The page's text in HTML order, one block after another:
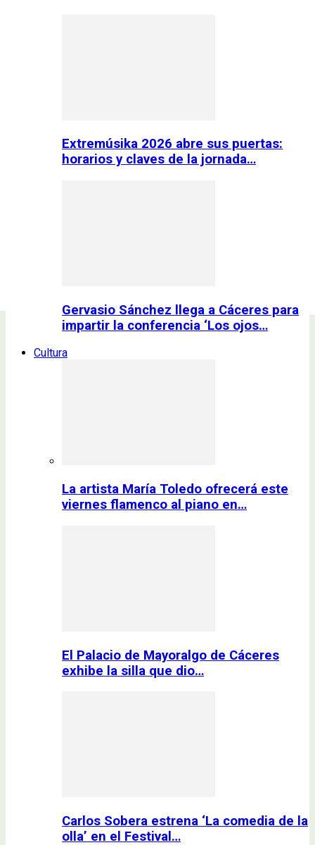
Extremúsika 2026 abre sus puertas:
horarios y claves de la jornada…
Gervasio Sánchez llega a Cáceres para
impartir la conferencia ‘Los ojos…
Cultura
La artista María Toledo ofrecerá este
viernes flamenco al piano en…
El Palacio de Mayoralgo de Cáceres
exhibe la silla que dio…
Carlos Sobera estrena ‘La comedia de la
olla’ en el Festival…